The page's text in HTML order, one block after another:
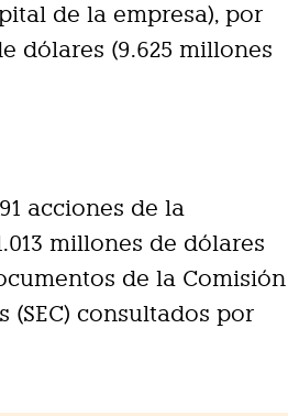
de la empresa), por
dólares (9.625 millones
acciones de la
millones de dólares
de la Comisión
(SEC) consultados por